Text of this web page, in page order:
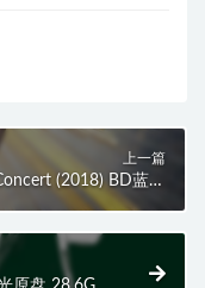
上一篇
(2018) BD蓝光
原盘 34.1G